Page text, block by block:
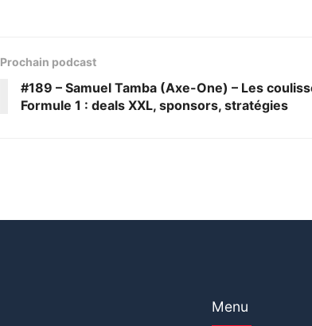
Prochain podcast
#189 – Samuel Tamba (Axe-One) – Les
Formule 1 : deals XXL, sponsors, stratégies
Menu